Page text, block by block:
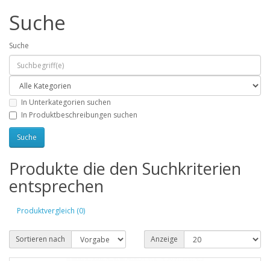
Suche
Suche
In Unterkategorien suchen
In Produktbeschreibungen suchen
Produkte die den Suchkriterien
entsprechen
Produktvergleich (0)
Sortieren nach Anzeige